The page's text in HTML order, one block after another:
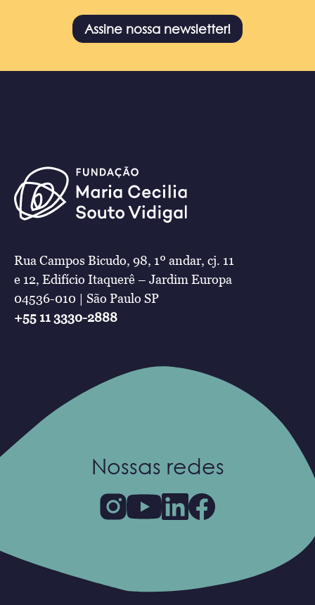
Assine nossa newsletter!
Rua Campos Bicudo, 98, 1º andar, cj. 11
e 12, Edifício Itaquerê – Jardim Europa
04536-010 | São Paulo SP
+55 11 3330-2888
Nossas redes